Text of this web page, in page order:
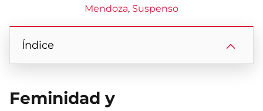
Mendoza, Suspenso
Índice
Feminidad y